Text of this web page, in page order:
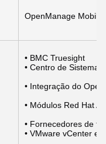
OpenManage Mobile
• BMC Truesight
• Centro de Sistemas
• Integração do
• Módulos Red Hat
• Fornecedores de
• VMware vCenter e